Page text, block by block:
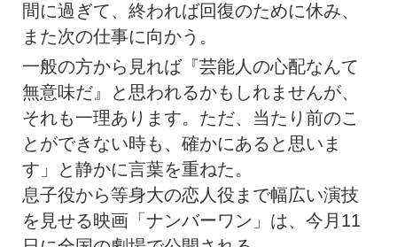
間に過ぎて、終われば回復のために休み、
また次の仕事に向かう。
一般の方から見れば『芸能人の心配なんて
無意味だ』と思われるかもしれませんが、
それも一理あります。ただ、当たり前のこ
とができない時も、確かにあると思いま
す」と静かに言葉を重ねた。
息子役から等身大の恋人役まで幅広い演技
を見せる映画「ナンバーワン」は、今月11